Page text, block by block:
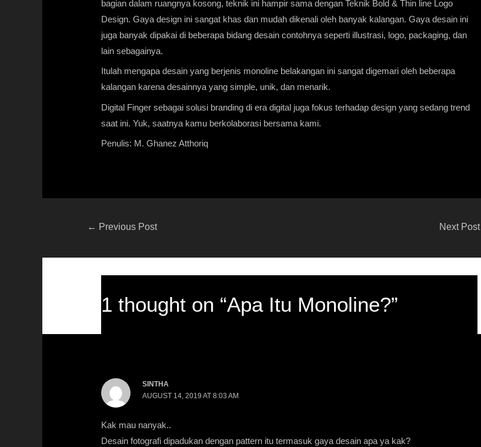
bagian dalam ruangnya kosong, teknik ini hampir sama dengan Teknik Bold & Thin line Logo
Design. Gaya design ini sangat khas dan mudah dikenali oleh banyak kalangan. Gaya desain ini
juga banyak dipakai di beberapa bidang desain contohnya seperti illustrasi, logo, packaging, dan
lain sebagainya.
Itulah mengapa desain yang berjenis monoline belakangan ini sangat digemari oleh beberapa
kalangan karena desainnya yang simple, unik, dan menarik.
Digital Finger sebagai solusi branding di eradigital juga fokus terhadap design yang sedang trend
saat ini. Yuk, saatnya kamu berkolaborasi bersama kami.
Penulis: M. Ghanez Atthoriq
← Previous Post Next Post
1 thought on “Apa Itu Monoline?”
SINTHA
AUGUST 14, 2019 AT 8:03 AM
Kak mau nanyak..
Desain fotografi dipadukan dengan pattern itu termasuk gaya desain apa ya kak?